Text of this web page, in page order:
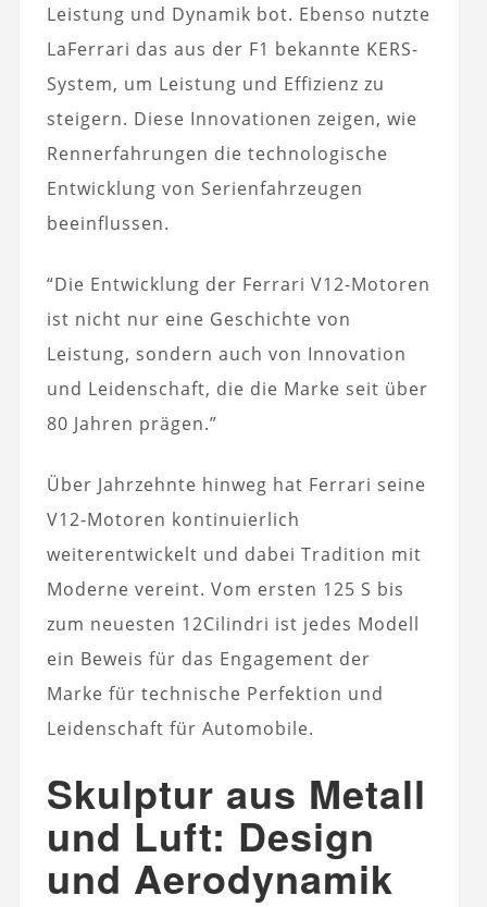
Leistung und Dynamik bot. Ebenso nutzte
LaFerrari das aus der F1 bekannte KERS-
System, um Leistung und Effizienz zu
steigern. Diese Innovationen zeigen, wie
Rennerfahrungen die technologische
Entwicklung von Serienfahrzeugen
beeinflussen.
“Die Entwicklung der Ferrari V12-Motoren
ist nicht nur eine Geschichte von
Leistung, sondern auch von Innovation
und Leidenschaft, die die Marke seit über
80 Jahren prägen.”
Über Jahrzehnte hinweg hat Ferrari seine
V12-Motoren kontinuierlich
weiterentwickelt und dabei Tradition mit
Moderne vereint. Vom ersten 125 S bis
zum neuesten 12Cilindri ist jedes Modell
ein Beweis für das Engagement der
Marke für technische Perfektion und
Leidenschaft für Automobile.
Skulptur aus Metall
und Luft: Design
und Aerodynamik